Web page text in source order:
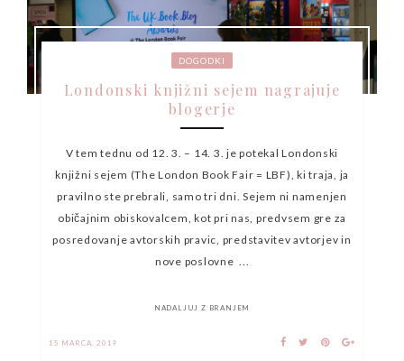
DOGODKI
Londonski knjižni sejem nagrajuje
blogerje
V tem tednu od 12. 3. – 14. 3. je potekal Londonski
knjižni sejem (The London Book Fair = LBF), ki traja, ja
pravilno ste prebrali, samo tri dni. Sejem ni namenjen
običajnim obiskovalcem, kot pri nas, predvsem gre za
posredovanje avtorskih pravic, predstavitev avtorjev in
nove poslovne ...
NADALJUJ Z BRANJEM
15 MARCA, 2019